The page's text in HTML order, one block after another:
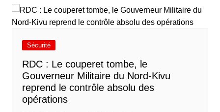
Sécurité
RDC : Le couperet tombe, le
Gouverneur Militaire du Nord-Kivu
reprend le contrôle absolu des
opérations